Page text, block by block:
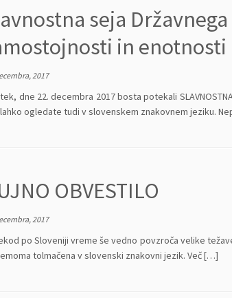
seja
in enotnosti
2017
dne 22. decembra 2017 bosta potekali SLAVNOSTNA
ogledate tudi v slovenskem znakovnem jeziku.
OBVESTILO
2017
po Sloveniji vreme še vedno povzroča velike
tolmačena v slovenski znakovni jezik. Več […]